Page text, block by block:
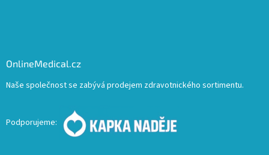
OnlineMedical.cz
Naše společnost se zabývá prodejem zdravotnického sortimentu.
Podporujeme: